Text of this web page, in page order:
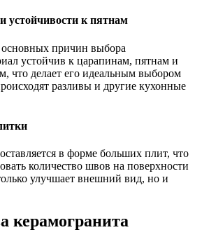
устойчивости к пятнам
причин выбора
устойчив к царапинам, пятнам и
что делает его идеальным выбором
разливы и другие кухонные
в форме больших плит, что
количество швов на поверхности
улучшает внешний вид, но и
керамогранита